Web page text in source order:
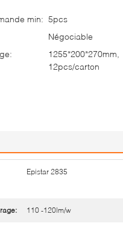
min: 5pcs
Négociable
1255*200*270mm,
12pcs/carton
Epistar 2835
110 -120lm/w